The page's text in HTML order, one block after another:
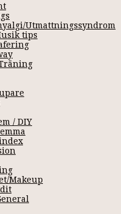
Utmattningssyndrom
tips
/ DIY
Makeup
skor och vet absolut
över dom,